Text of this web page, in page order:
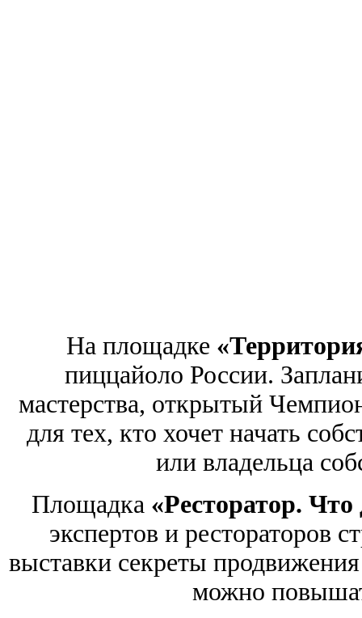
На площадке
пиццайоло России.
мастерства, открытый
для тех, кто хочет начать
или владельца
Площадка «Ресторатор.
экспертов и рестораторов
выставки секреты
можно